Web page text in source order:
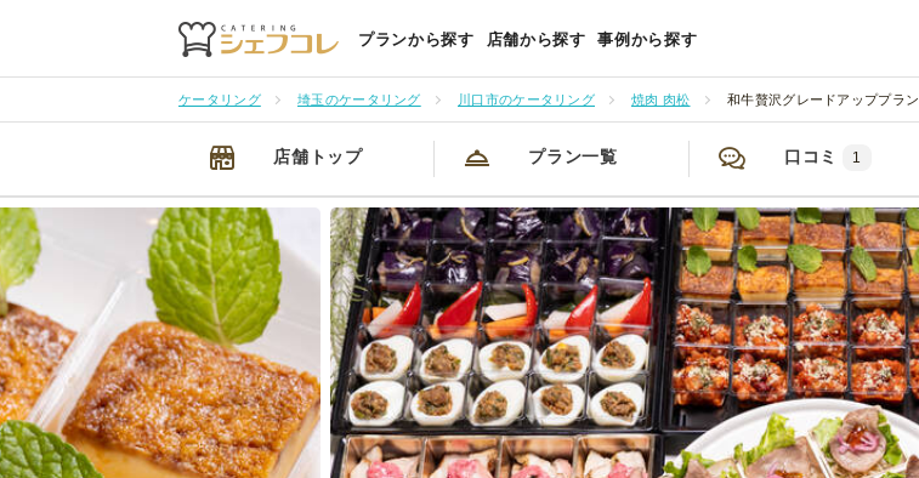
プランから探す 店舗から探す 事例から探す
ケータリング 埼玉のケータリング 川口市のケータリング 焼肉 肉松 和牛贅沢グレードアッププラン
店舗トップ プラン一覧 口コミ 1